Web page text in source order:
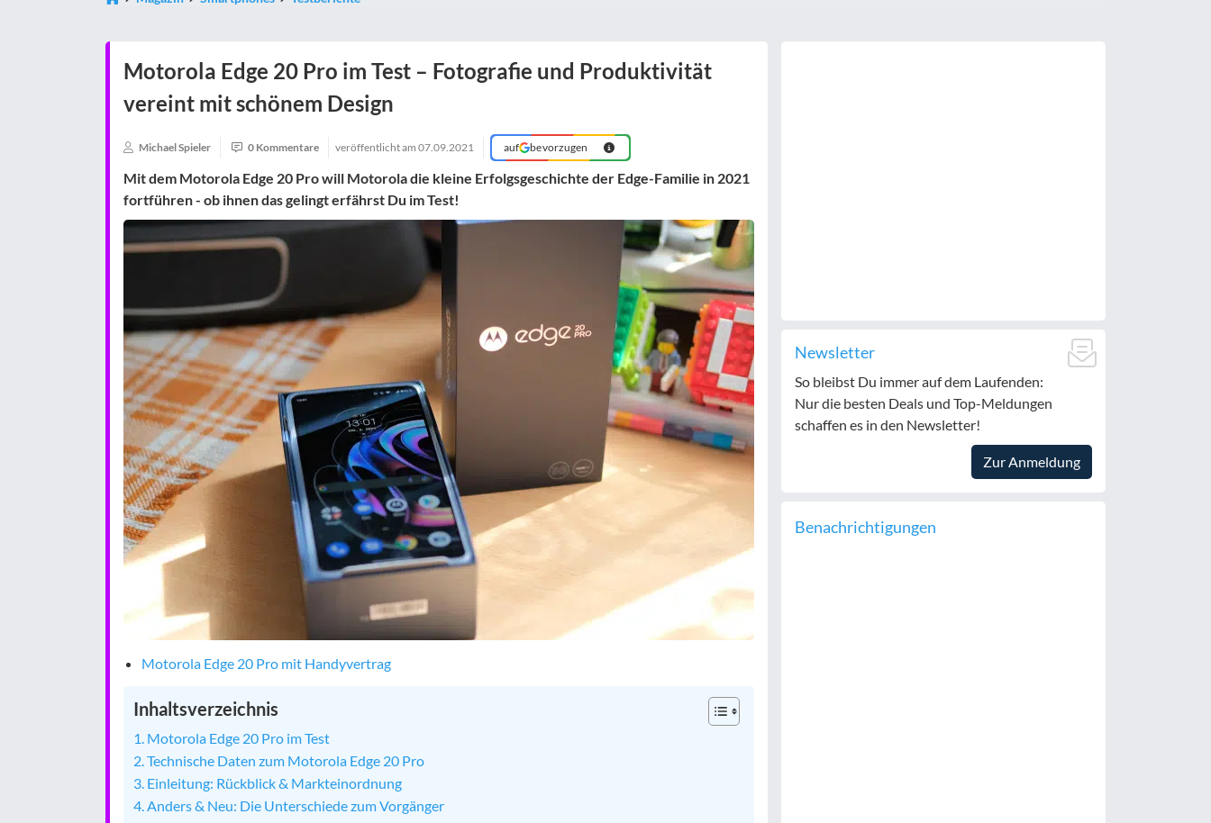
Motorola Edge 20 Pro im Test – Fotografie und Produktivität
vereint mit schönem Design
Michael Spieler 0 Kommentare veröffentlicht am 07.09.2021 auf bevorzugen
Mit dem Motorola Edge 20 Pro will Motorola die kleine Erfolgsgeschichte der Edge-Familie in 2021
fortführen - ob ihnen das gelingt erfährst Du im Test!
Motorola Edge 20 Pro mit Handyvertrag
Inhaltsverzeichnis
Motorola Edge 20 Pro im Test
Technische Daten zum Motorola Edge 20 Pro
Einleitung: Rückblick & Markteinordnung
Anders & Neu: Die Unterschiede zum Vorgänger
Newsletter
So bleibst Du immer auf dem Laufenden:
Nur die besten Deals und Top-Meldungen
schaffen es in den Newsletter!
Zur Anmeldung
Benachrichtigungen